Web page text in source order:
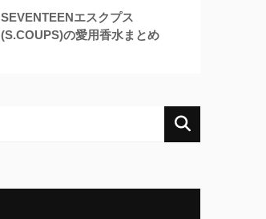
SEVENTEENエスクプス
(S.COUPS)の愛用香水まとめ